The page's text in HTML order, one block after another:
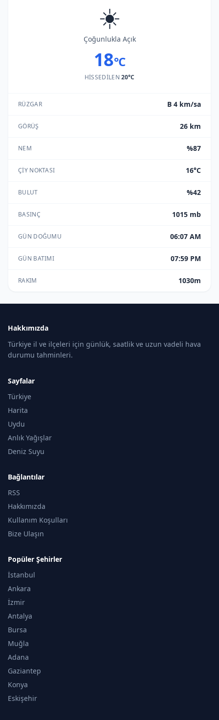
☀️
Çoğunlukla Açık
18°C
HISSEDILEN20°C
RÜZGAR B 4 km/sa
GÖRÜŞ 26 km
NEM %87
ÇIY NOKTASI 16°C
BULUT %42
BASINÇ 1015 mb
GÜN DOĞUMU 06:07 AM
GÜN BATIMI 07:59 PM
RAKIM 1030m
Hakkımızda
Türkiye il ve ilçeleri için günlük, saatlik ve uzun vadeli hava
durumu tahminleri.
Sayfalar
Türkiye
Harita
Uydu
Anlık Yağışlar
Deniz Suyu
Bağlantılar
RSS
Hakkımızda
Kullanım Koşulları
Bize Ulaşın
Popüler Şehirler
İstanbul
Ankara
İzmir
Antalya
Bursa
Muğla
Adana
Gaziantep
Konya
Eskişehir